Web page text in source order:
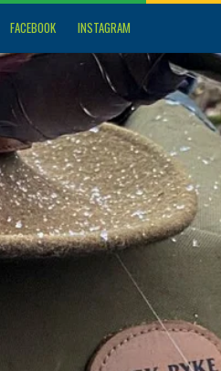
FACEBOOK INSTAGRAM